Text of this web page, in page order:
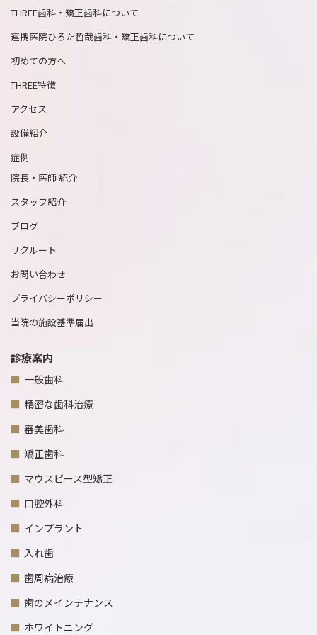
THREE歯科・矯正歯科について
連携医院ひろた哲哉歯科・矯正歯科について
初めての方へ
THREE特徴
アクセス
設備紹介
症例
院長・医師 紹介
スタッフ紹介
ブログ
リクルート
お問い合わせ
プライバシーポリシー
当院の施設基準届出
診療案内
一般歯科
精密な歯科治療
審美歯科
矯正歯科
マウスピース型矯正
口腔外科
インプラント
入れ歯
歯周病治療
歯のメインテナンス
ホワイトニング